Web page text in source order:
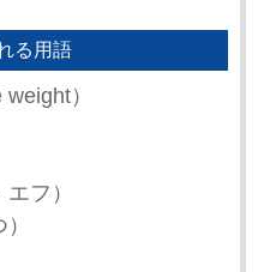
る用語
）
フ）